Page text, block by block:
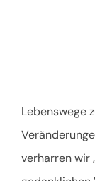
Lebenswege
verharren wir